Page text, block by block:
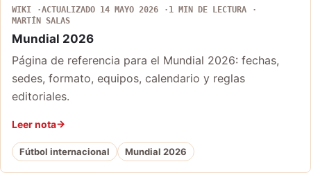
WIKI ACTUALIZADO 14 MAYO 2026
1 MIN DE LECTURA
MARTÍN SALAS
Mundial 2026
Página de referencia para el Mundial 2026: fechas,
sedes, formato, equipos, calendario y reglas
editoriales.
Leer nota
Fútbol internacional Mundial 2026